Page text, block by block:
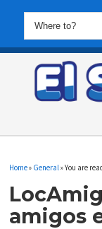
Home» General » You are
amigos